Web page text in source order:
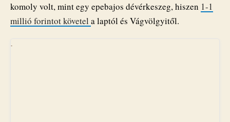
komoly volt, mint egy epebajos dévérkeszeg, hiszen 1-1
millió forintot követel a laptól és Vágvölgyitől.